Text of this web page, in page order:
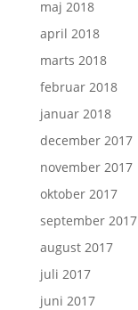
maj 2018
april 2018
marts 2018
februar 2018
januar 2018
december 2017
november 2017
oktober 2017
september 2017
august 2017
juli 2017
juni 2017